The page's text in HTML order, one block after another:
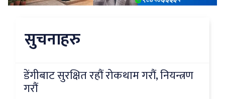
सुचनाहरु
डेंगीबाट सुरक्षित रहौं रोकथाम गरौं, नियन्त्रण
गरौं